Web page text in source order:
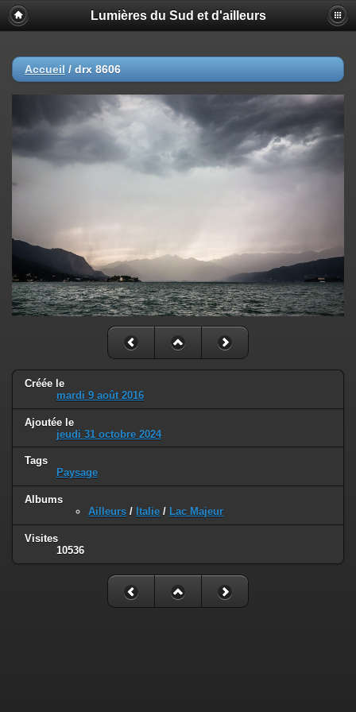
Lumières du Sud et d'ailleurs
Accueil / drx 8606
Créée le
mardi 9 août 2016
Ajoutée le
jeudi 31 octobre 2024
Tags
Paysage
Albums
Ailleurs / Italie / Lac Majeur
Visites
10536